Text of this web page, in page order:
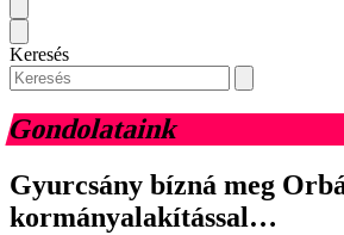
Keresés
Gondolataink
Gyurcsány bízná meg
kormányalakítással…